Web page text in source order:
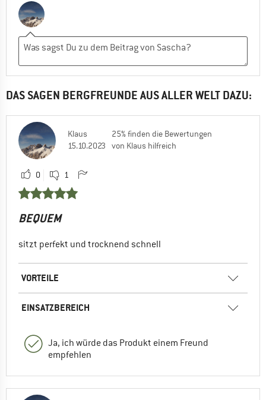
DAS SAGEN BERGFREUNDE AUS ALLER WELT DAZU:
Klaus
15.10.2023
25% finden die Bewertungen
von Klaus hilfreich
0 1
BEQUEM
sitzt perfekt und trocknend schnell
VORTEILE
EINSATZBEREICH
Ja, ich würde das Produkt einem Freund
empfehlen